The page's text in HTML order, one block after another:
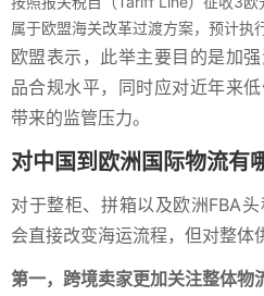
属于欧盟海关改革过渡方案，预计执
欧盟表示，此举主要目的是加
品合规水平，同时应对近年来
带来的监管压力。
对中国到欧洲国际物流有
对于整柜、拼箱以及欧洲FBA
会直接改变海运流程，但对整体
第一，跨境卖家更加关注整体物